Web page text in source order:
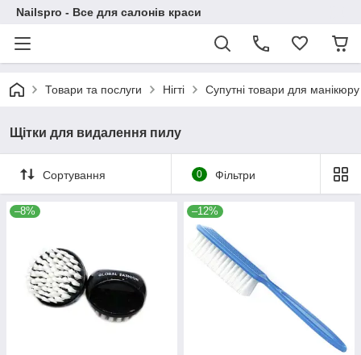
Nailspro - Все для салонів краси
Товари та послуги Нігті Супутні товари для манікюру
Щітки для видалення пилу
Сортування 0 Фільтри
–8% –12%